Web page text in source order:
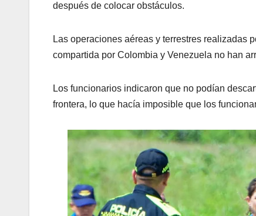
después de colocar obstáculos.
Las operaciones aéreas y terrestres realizadas
compartida por Colombia y Venezuela no han
Los funcionarios indicaron que no podían
frontera, lo que hacía imposible que los